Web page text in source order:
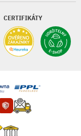
CERTIFIKÁTY